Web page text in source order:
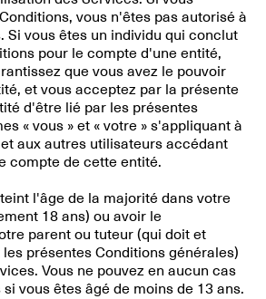
vous n'êtes pas autorisé à
Si vous êtes un individu qui conclut
pour le compte d'une entité,
que vous avez le pouvoir
et vous acceptez par la présente
d'être lié par les présentes
« vous » et « votre » s'appliquant à
aux autres utilisateurs accédant
compte de cette entité.
l'âge de la majorité dans votre
18 ans) ou avoir le
parent ou tuteur (qui doit et
présentes Conditions générales)
Vous ne pouvez en aucun cas
vous êtes âgé de moins de 13 ans.